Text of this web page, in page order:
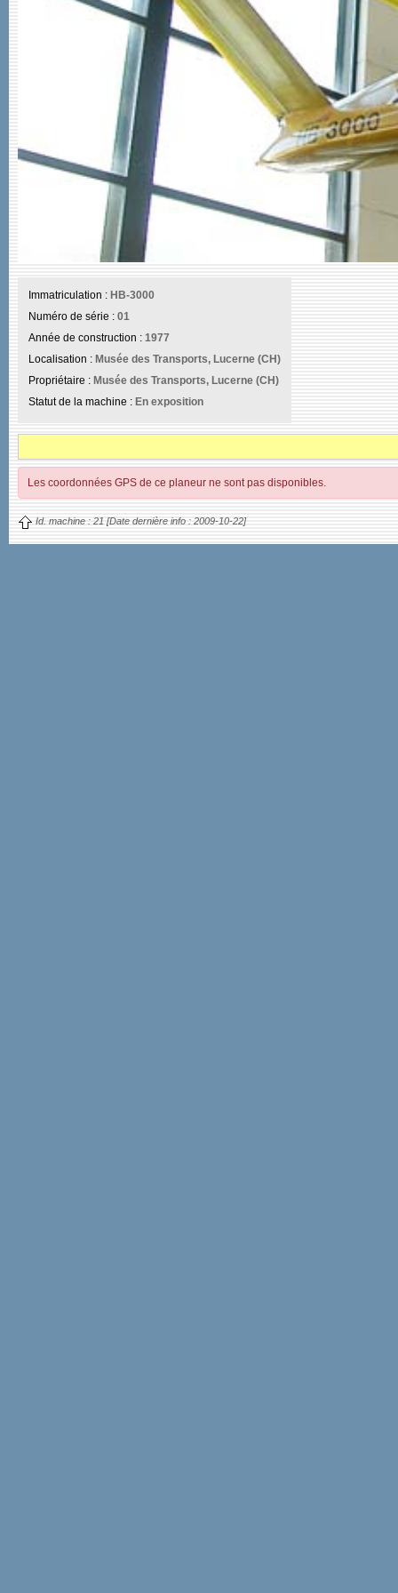
Immatriculation : HB-3000
Numéro de série : 01
Année de construction : 1977
Localisation : Musée des Transports, Lucerne (CH)
Propriétaire : Musée des Transports, Lucerne (CH)
Statut de la machine : En exposition
Les coordonnées GPS de ce planeur ne sont pas disponibles.
Id. machine : 21 [Date dernière info : 2009-10-22]